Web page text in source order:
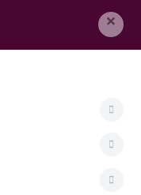
×